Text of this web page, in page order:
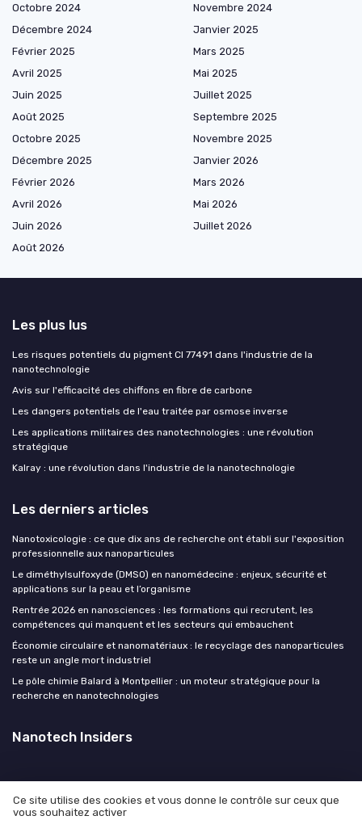
Octobre 2024
Novembre 2024
Décembre 2024
Janvier 2025
Février 2025
Mars 2025
Avril 2025
Mai 2025
Juin 2025
Juillet 2025
Août 2025
Septembre 2025
Octobre 2025
Novembre 2025
Décembre 2025
Janvier 2026
Février 2026
Mars 2026
Avril 2026
Mai 2026
Juin 2026
Juillet 2026
Août 2026
Les plus lus
Les risques potentiels du pigment CI 77491 dans l'industrie de la
nanotechnologie
Avis sur l'efficacité des chiffons en fibre de carbone
Les dangers potentiels de l'eau traitée par osmose inverse
Les applications militaires des nanotechnologies : une révolution
stratégique
Kalray : une révolution dans l'industrie de la nanotechnologie
Les derniers articles
Nanotoxicologie : ce que dix ans de recherche ont établi sur l'exposition
professionnelle aux nanoparticules
Le diméthylsulfoxyde (DMSO) en nanomédecine : enjeux, sécurité et
applications sur la peau et l’organisme
Rentrée 2026 en nanosciences : les formations qui recrutent, les
compétences qui manquent et les secteurs qui embauchent
Économie circulaire et nanomatériaux : le recyclage des nanoparticules
reste un angle mort industriel
Le pôle chimie Balard à Montpellier : un moteur stratégique pour la
recherche en nanotechnologies
Nanotech Insiders
Ce site utilise des cookies et vous donne le contrôle sur ceux que
vous souhaitez activer